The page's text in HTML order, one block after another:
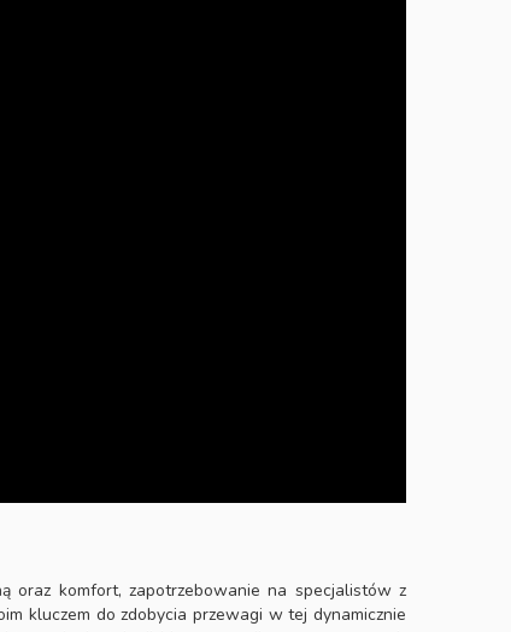
oraz komfort, zapotrzebowanie na specjalistów z
kluczem do zdobycia przewagi w tej dynamicznie